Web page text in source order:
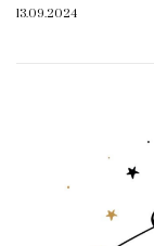
13.09.2024